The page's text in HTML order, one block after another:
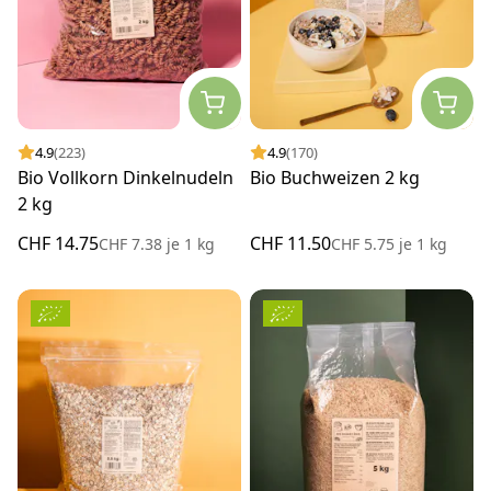
4.9(223)
Bio Vollkorn Dinkelnudeln
2 kg
CHF 14.75CHF 7.38 je 1 kg
4.9(170)
Bio Buchweizen 2 kg
CHF 11.50CHF 5.75 je 1 kg